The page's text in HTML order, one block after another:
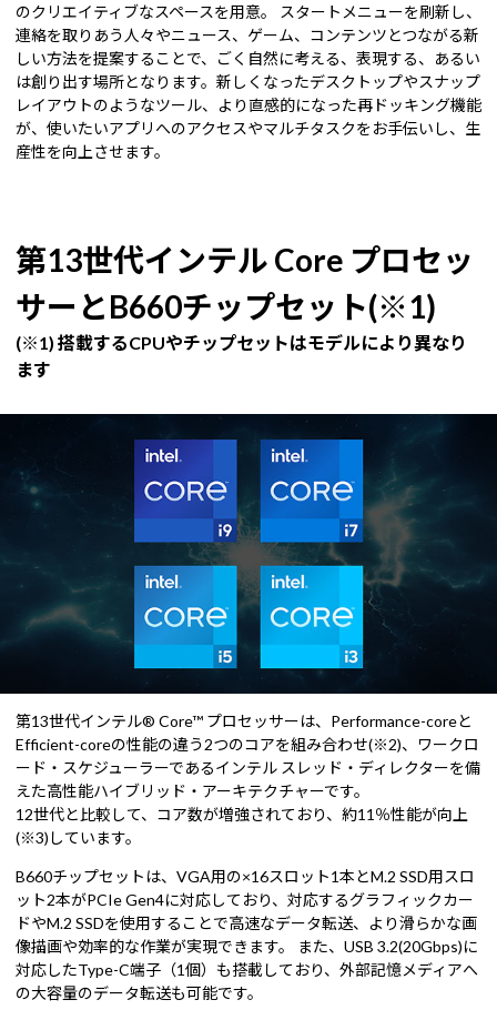
のクリエイティブなスペースを用意。 スタートメニューを刷新し、
連絡を取りあう人々やニュース、ゲーム、コンテンツとつながる新
しい方法を提案することで、ごく自然に考える、表現する、あるい
は創り出す場所となります。新しくなったデスクトップやスナップ
レイアウトのようなツール、より直感的になった再ドッキング機能
が、使いたいアプリへのアクセスやマルチタスクをお手伝いし、生
産性を向上させます。
第13世代インテル Core プロセッ
サーとB660チップセット(※1)
(※1) 搭載するCPUやチップセットはモデルにより異なり
ます
第13世代インテル® Core™ プロセッサーは、Performance-coreと
Efficient-coreの性能の違う2つのコアを組み合わせ(※2)、ワークロ
ード・スケジューラーであるインテル スレッド・ディレクターを備
えた高性能ハイブリッド・アーキテクチャーです。
12世代と比較して、コア数が増強されており、約11％性能が向上
(※3)しています。
B660チップセットは、VGA用の×16スロット1本とM.2 SSD用スロ
ット2本がPCIe Gen4に対応しており、対応するグラフィックカー
ドやM.2 SSDを使用することで高速なデータ転送、より滑らかな画
像描画や効率的な作業が実現できます。 また、USB 3.2(20Gbps)に
対応したType-C端子（1個）も搭載しており、外部記憶メディアへ
の大容量のデータ転送も可能です。